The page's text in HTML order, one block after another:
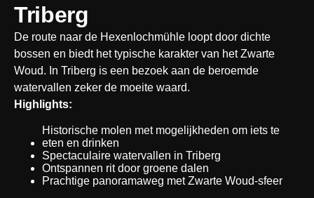
Triberg
De route naar de Hexenlochmühle loopt door dichte
bossen en biedt het typische karakter van het Zwarte
Woud. In Triberg is een bezoek aan de beroemde
watervallen zeker de moeite waard.
Highlights:
Historische molen met mogelijkheden om iets te
eten en drinken
Spectaculaire watervallen in Triberg
Ontspannen rit door groene dalen
Prachtige panoramaweg met Zwarte Woud-sfeer